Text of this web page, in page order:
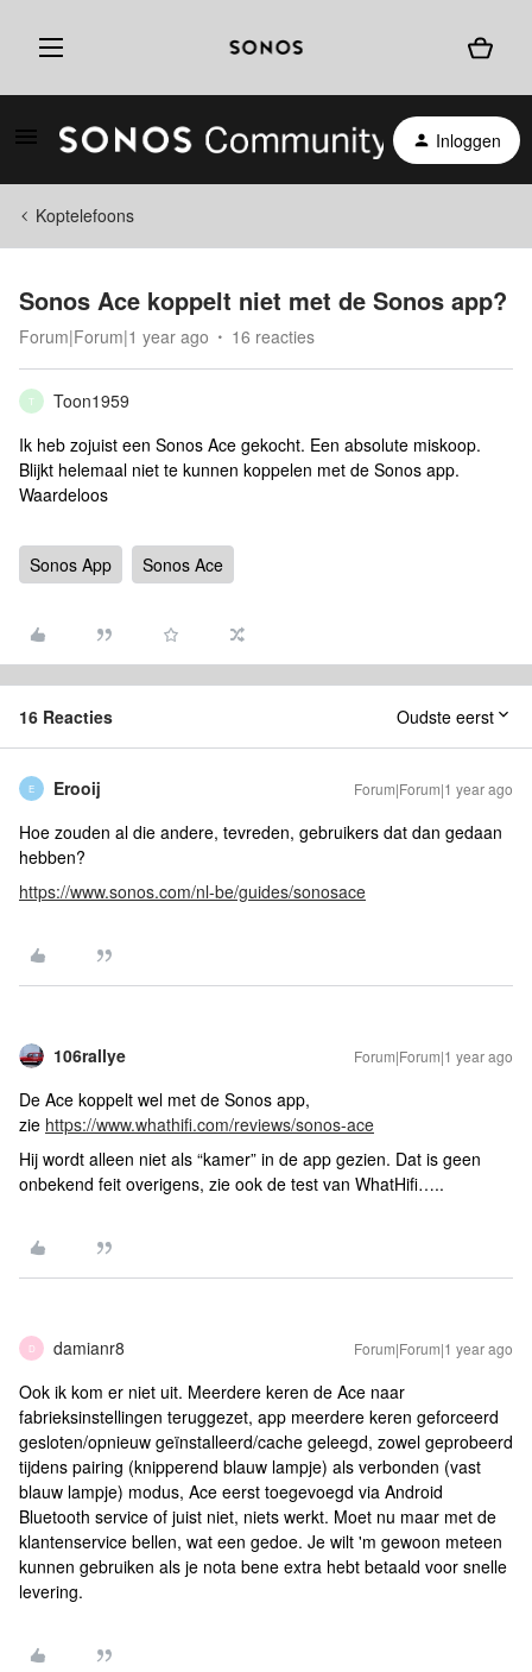
Inloggen
Koptelefoons
Sonos Ace koppelt niet met de Sonos app?
Forum|Forum|1 year ago 16 reacties
T
Toon1959
Ik heb zojuist een Sonos Ace gekocht. Een absolute miskoop.
Blijkt helemaal niet te kunnen koppelen met de Sonos app.
Waardeloos
Sonos App Sonos Ace
16 Reacties Oudste eerst
E Erooij Forum|Forum|1 year ago
Hoe zouden al die andere, tevreden, gebruikers dat dan gedaan
hebben?
https://www.sonos.com/nl-be/guides/sonosace
106rallye Forum|Forum|1 year ago
De Ace koppelt wel met de Sonos app,
zie https://www.whathifi.com/reviews/sonos-ace
Hij wordt alleen niet als “kamer” in de app gezien. Dat is geen
onbekend feit overigens, zie ook de test van WhatHifi…..
D damianr8 Forum|Forum|1 year ago
Ook ik kom er niet uit. Meerdere keren de Ace naar
fabrieksinstellingen teruggezet, app meerdere keren geforceerd
gesloten/opnieuw geïnstalleerd/cache geleegd, zowel geprobeerd
tijdens pairing (knipperend blauw lampje) als verbonden (vast
blauw lampje) modus, Ace eerst toegevoegd via Android
Bluetooth service of juist niet, niets werkt. Moet nu maar met de
klantenservice bellen, wat een gedoe. Je wilt 'm gewoon meteen
kunnen gebruiken als je nota bene extra hebt betaald voor snelle
levering.